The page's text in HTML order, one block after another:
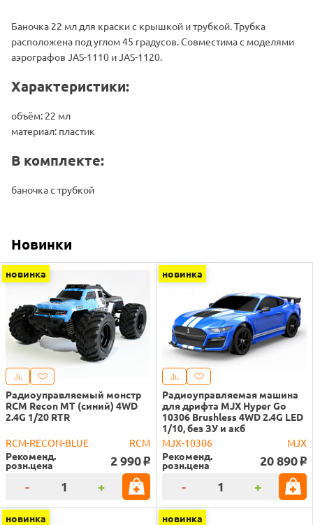
Баночка 22 мл для краски с крышкой и трубкой. Трубка
расположена под углом 45 градусов. Совместима с моделями
аэрографов JAS-1110 и JAS-1120.
Характеристики:
объём: 22 мл
материал: пластик
В комплекте:
баночка с трубкой
Новинки
новинка
Радиоуправляемый монстр
RCM Recon MT (синий) 4WD
2.4G 1/20 RTR
RCM-RECON-BLUE
RCM
Рекоменд.
розн.цена 2 990 o
- +
новинка
Радиоуправляемая машина
для дрифта MJX Hyper Go
10306 Brushless 4WD 2.4G LED
1/10, без ЗУ и акб
MJX-10306
MJX
Рекоменд.
розн.цена 20 890 o
- +
новинка новинка